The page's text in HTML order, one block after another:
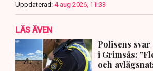
Uppdaterad: 4 aug 2026, 11:33
LÄS ÄVEN
Polisens svar
i Grimsås:
och